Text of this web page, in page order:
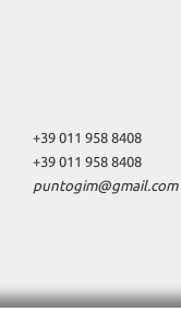
+39 011 958 8408
+39 011 958 8408
puntogim@gmail.com